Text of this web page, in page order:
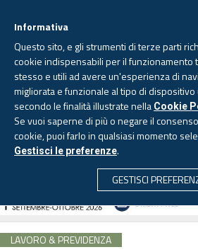
CERCA
Domenica, 9 agosto
LAVORO & PREVIDENZA
Informativa
Questo sito, e gli strumenti di terze parti
cookie indispensabili per il funzionamento
stesso e utili ad avere un'esperienza di
migliorata e funzionale al tipo di dispositivo
secondo le finalità illustrate nella Cookie
Se vuoi saperne di più o negare il
cookie, puoi farlo in qualsiasi momento
Gestisci le preferenze.
GESTISCI